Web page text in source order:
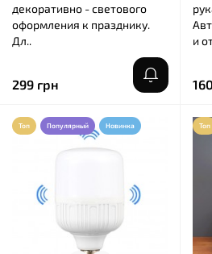
декоративно - светового
оформления к празднику.
Дл..
299 грн
и
Топ Популярный Новинка Топ